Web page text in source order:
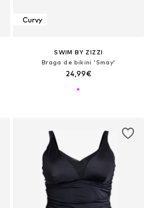
Curvy
SWIM BY ZIZZI
Braga de bikini 'Smay'
24,99€